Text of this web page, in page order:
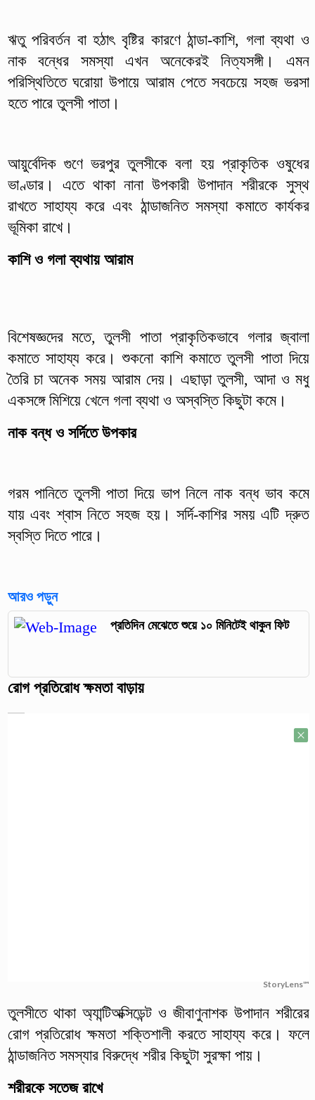
ঋতু পরিবর্তন বা হঠাৎ বৃষ্টির কারণে ঠান্ডা-কাশি, গলা ব্যথা ও
নাক বন্ধের সমস্যা এখন অনেকেরই নিত্যসঙ্গী। এমন
পরিস্থিতিতে ঘরোয়া উপায়ে আরাম পেতে সবচেয়ে সহজ ভরসা
হতে পারে তুলসী পাতা।
আয়ুর্বেদিক গুণে ভরপুর তুলসীকে বলা হয় প্রাকৃতিক ওষুধের
ভাণ্ডার। এতে থাকা নানা উপকারী উপাদান শরীরকে সুস্থ
রাখতে সাহায্য করে এবং ঠান্ডাজনিত সমস্যা কমাতে কার্যকর
ভূমিকা রাখে।
কাশি ও গলা ব্যথায় আরাম
বিশেষজ্ঞদের মতে, তুলসী পাতা প্রাকৃতিকভাবে গলার জ্বালা
কমাতে সাহায্য করে। শুকনো কাশি কমাতে তুলসী পাতা দিয়ে
তৈরি চা অনেক সময় আরাম দেয়। এছাড়া তুলসী, আদা ও মধু
একসঙ্গে মিশিয়ে খেলে গলা ব্যথা ও অস্বস্তি কিছুটা কমে।
নাক বন্ধ ও সর্দিতে উপকার
গরম পানিতে তুলসী পাতা দিয়ে ভাপ নিলে নাক বন্ধ ভাব কমে
যায় এবং শ্বাস নিতে সহজ হয়। সর্দি-কাশির সময় এটি দ্রুত
স্বস্তি দিতে পারে।
আরও পড়ুন
প্রতিদিন মেঝেতে শুয়ে ১০ মিনিটেই থাকুন ফিট
রোগ প্রতিরোধ ক্ষমতা বাড়ায়
StoryLens™
তুলসীতে থাকা অ্যান্টিঅক্সিডেন্ট ও জীবাণুনাশক উপাদান শরীরের
রোগ প্রতিরোধ ক্ষমতা শক্তিশালী করতে সাহায্য করে। ফলে
ঠান্ডাজনিত সমস্যার বিরুদ্ধে শরীর কিছুটা সুরক্ষা পায়।
শরীরকে সতেজ রাখে